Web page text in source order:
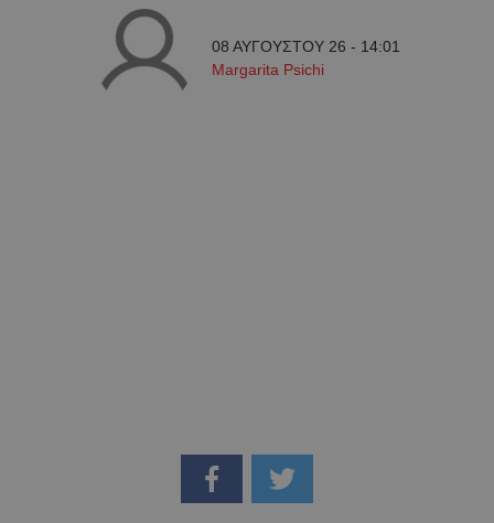
08 ΑΥΓΟΥΣΤΟΥ 26 - 14:01
Margarita Psichi